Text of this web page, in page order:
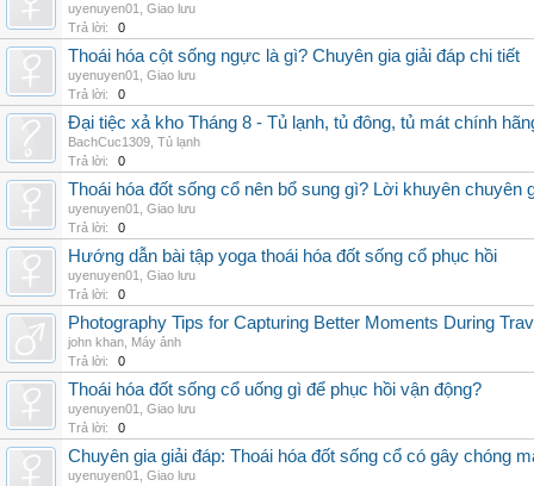
uyenuyen01
Giao lưu
Trả lời:
0
Thoái hóa cột sống ngực là gì? Chuyên gia giải đáp chi tiết
uyenuyen01
Giao lưu
Trả lời:
0
Đại tiệc xả kho Tháng 8 - Tủ lạnh, tủ đông, tủ mát chính
BachCuc1309 Tủ lạnh
Trả lời:
0
Thoái hóa đốt sống cổ nên bổ sung gì? Lời khuyên chuyên
uyenuyen01
Giao lưu
Trả lời:
0
Hướng dẫn bài tập yoga thoái hóa đốt sống cổ phục hồi
uyenuyen01
Giao lưu
Trả lời:
0
Photography Tips for Capturing Better Moments During
john khan Máy ảnh
Trả lời:
0
Thoái hóa đốt sống cổ uống gì để phục hồi vận động?
uyenuyen01
Giao lưu
Trả lời:
0
Chuyên gia giải đáp: Thoái hóa đốt sống cổ có gây chóng
uyenuyen01
Giao lưu